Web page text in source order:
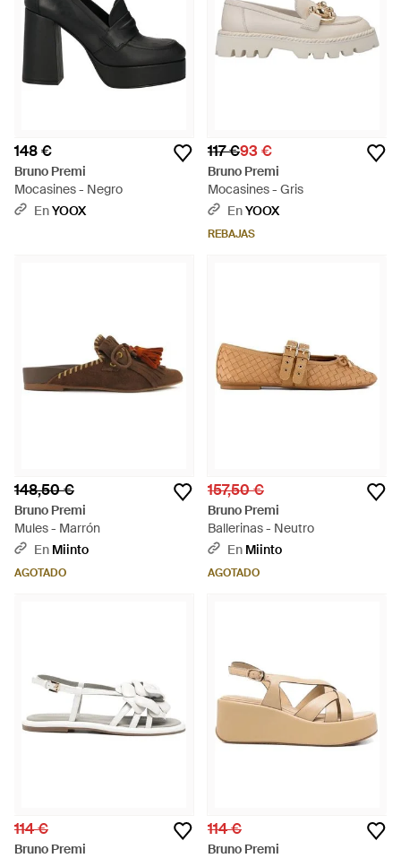
148 €
Bruno Premi
Mocasines - Negro
EnYOOX
117 €93 €
Bruno Premi
Mocasines - Gris
EnYOOX
REBAJAS
148,50 €
Bruno Premi
Mules - Marrón
En Miinto
AGOTADO
157,50 €
Bruno Premi
Ballerinas - Neutro
En Miinto
AGOTADO
114 €
Bruno Premi
114 €
Bruno Premi